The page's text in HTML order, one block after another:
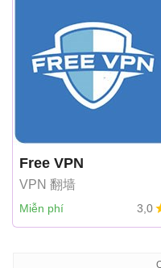
Free VPN
VPN 翻墙
Miễn phí 3,0